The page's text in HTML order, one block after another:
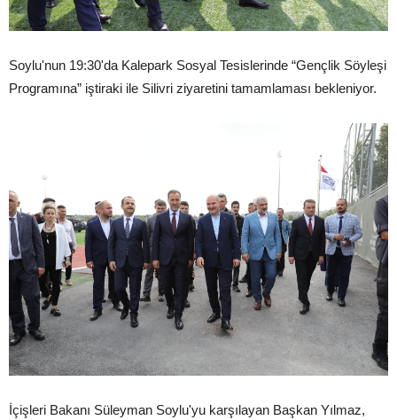
Soylu'nun 19:30'da Kalepark Sosyal Tesislerinde “Gençlik Söyleşi
Programına” iştiraki ile Silivri ziyaretini tamamlaması bekleniyor.
İçişleri Bakanı Süleyman Soylu'yu karşılayan Başkan Yılmaz,